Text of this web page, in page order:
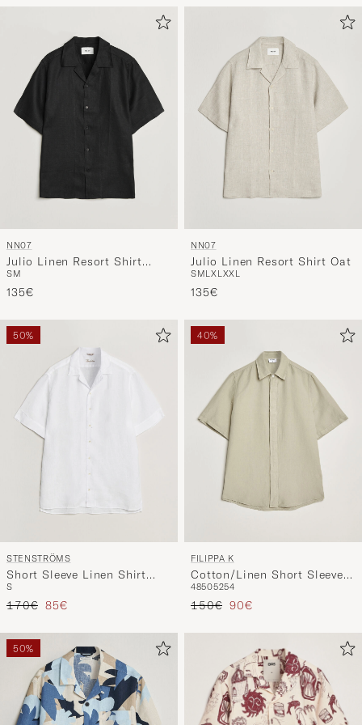
NN07
Julio Linen Resort Shirt
Black
SM
135€
NN07
Julio Linen Resort Shirt Oat
SMLXLXXL
135€
50%
STENSTRÖMS
Short Sleeve Linen Shirt
White
S
Regulärer Preis
170€ Reduzierter Preis
85€
40%
FILIPPA K
Cotton/Linen Short Sleeve
Shirt Light Green
48505254
Regulärer Preis
150€ Reduzierter Preis
90€
50%